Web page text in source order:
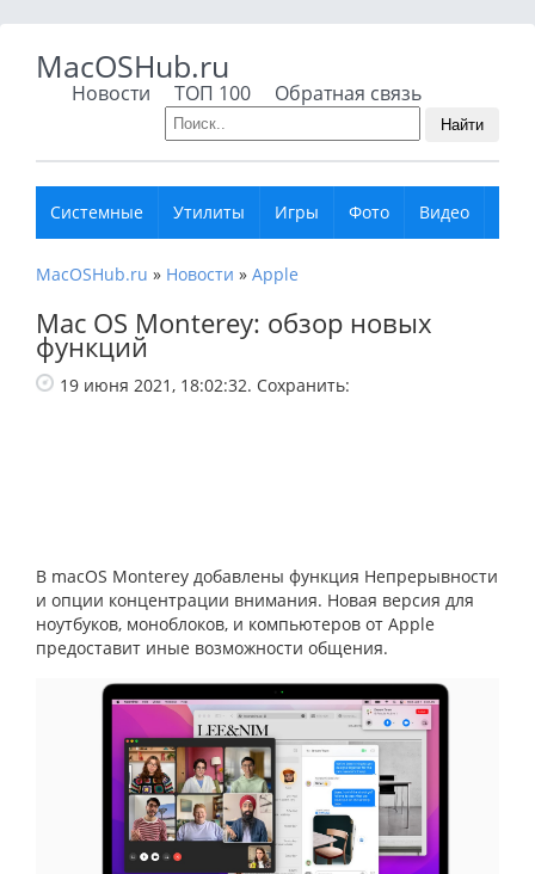
MacOSHub.ru
Новости ТОП 100 Обратная связь
Найти
Системные Утилиты Игры Фото Видео
MacOSHub.ru » Новости » Apple
Mac OS Monterey: обзор новых
функций
19 июня 2021, 18:02:32. Сохранить:
В macOS Monterey добавлены функция Непрерывности
и опции концентрации внимания. Новая версия для
ноутбуков, моноблоков, и компьютеров от Apple
предоставит иные возможности общения.